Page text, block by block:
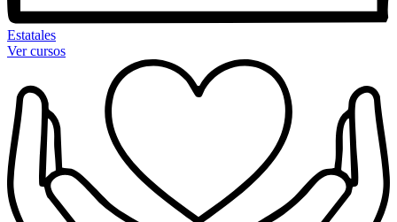
Estatales
Ver cursos